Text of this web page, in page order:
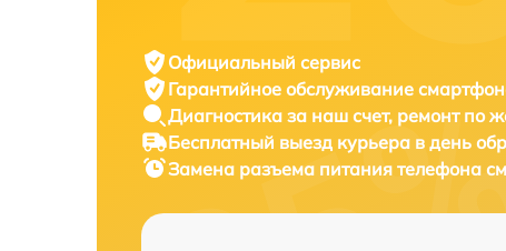
Официальный сервис
Гарантийное обслуживание
Диагностика за наш счет, ремонт по
Бесплатный выезд курьера в день
Замена разъема питания телефона